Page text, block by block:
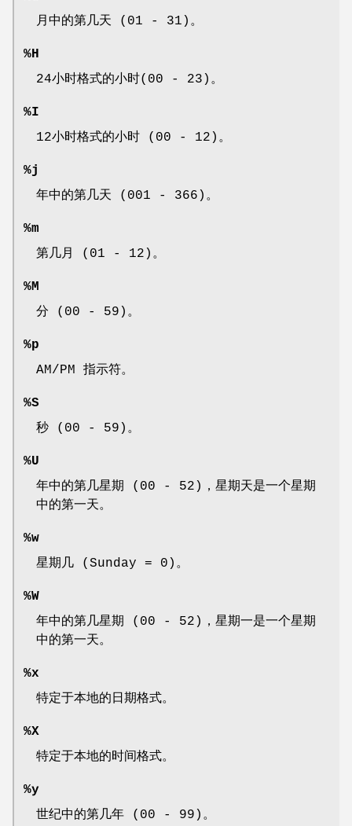
月中的第几天 (01 - 31)。
%H
24小时格式的小时(00 - 23)。
%I
12小时格式的小时 (00 - 12)。
%j
年中的第几天 (001 - 366)。
%m
第几月 (01 - 12)。
%M
分 (00 - 59)。
%p
AM/PM 指示符。
%S
秒 (00 - 59)。
%U
年中的第几星期 (00 - 52)，星期天是一个星期
中的第一天。
%w
星期几 (Sunday = 0)。
%W
年中的第几星期 (00 - 52)，星期一是一个星期
中的第一天。
%x
特定于本地的日期格式。
%X
特定于本地的时间格式。
%y
世纪中的第几年 (00 - 99)。